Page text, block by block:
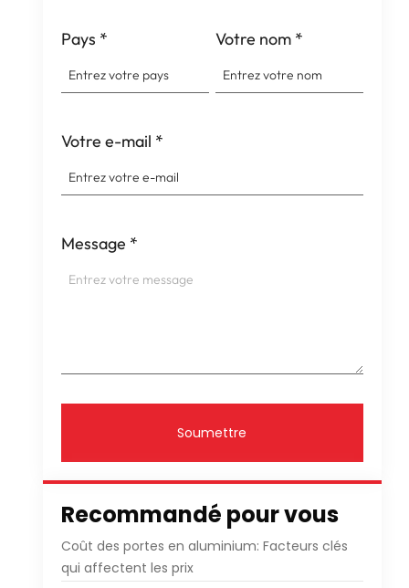
Pays * Votre nom *
Votre e-mail *
Message *
Soumettre
Recommandé pour vous
Coût des portes en aluminium: Facteurs clés
qui affectent les prix